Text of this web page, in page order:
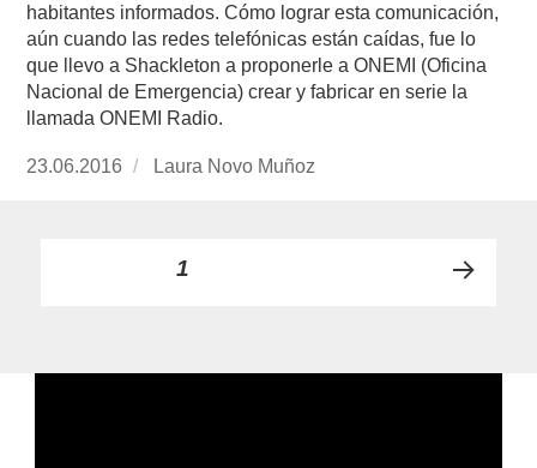
habitantes informados. Cómo lograr esta comunicación,
aún cuando las redes telefónicas están caídas, fue lo
que llevo a Shackleton a proponerle a ONEMI (Oficina
Nacional de Emergencia) crear y fabricar en serie la
llamada ONEMI Radio.
Publicado
23.06.2016
https://www.experimenta.es/author/laura-
Laura Novo Muñoz
Paginación
entradas
PÁGINA1